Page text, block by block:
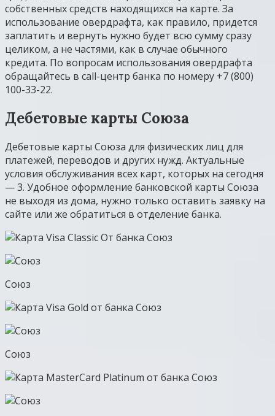
собственных средств находящихся на карте. За
использование овердрафта, как правило, придется
заплатить и вернуть нужно будет всю сумму сразу
целиком, а не частями, как в случае обычного
кредита. По вопросам использования овердрафта
обращайтесь в call-центр банка по номеру +7 (800)
100-33-22.
Дебетовые карты Союза
Дебетовые карты Союза для физических лиц для
платежей, переводов и других нужд. Актуальные
условия обслуживания всех карт, которых на сегодня
— 3. Удобное оформление банковской карты Союза
не выходя из дома, нужно только оставить заявку на
сайте или же обратиться в отделение банка.
Союз
Союз